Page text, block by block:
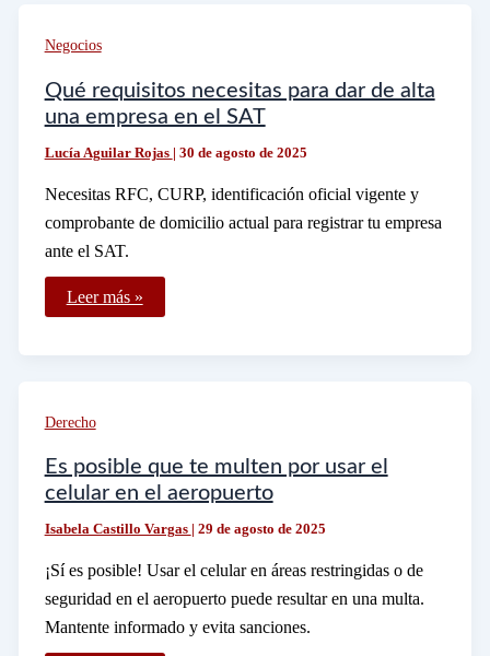
compensaciones
ww.sat.gob.mx
Negocios
Qué requisitos necesitas para dar de alta
una empresa en el SAT
Lucía Aguilar Rojas | 30 de agosto de 2025
Necesitas RFC, CURP, identificación oficial vigente y
comprobante de domicilio actual para registrar tu empresa
ante el SAT.
Qué
requisitos
una
empresa
el
SAT
Leer más »
Derecho
Es posible que te multen por usar el
celular en el aeropuerto
Isabela Castillo Vargas | 29 de agosto de 2025
¡Sí es posible! Usar el celular en áreas restringidas o de
seguridad en el aeropuerto puede resultar en una multa.
Mantente informado y evita sanciones.